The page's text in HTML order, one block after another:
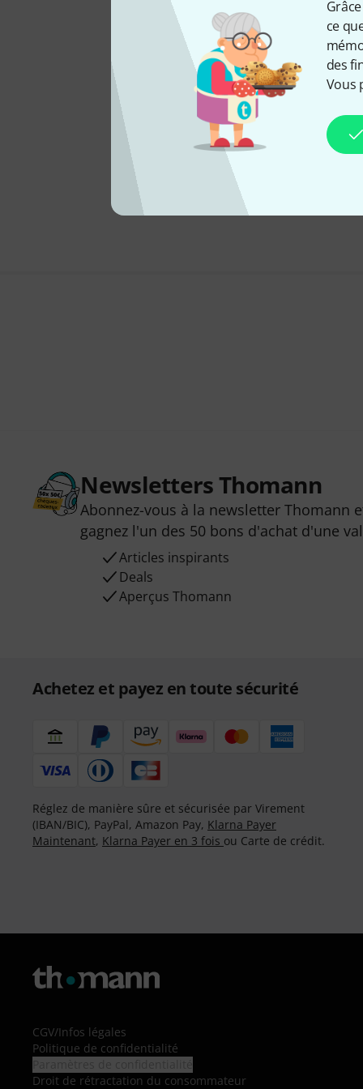
ce
des
Vous
Newsletters Thomann
Abonnez-vous à la newsletter Thomann
gagnez l'un des 50 bons d'achat d'une
Articles inspirants
Deals
Aperçus Thomann
Achetez et payez en toute sécurité
Réglez de manière sûre et sécurisée par Virement
(IBAN/BIC), PayPal, Amazon Pay, Klarna Payer
Maintenant, Klarna Payer en 3 fois ou Carte de crédit.
CGV/Infos légales
Politique de confidentialité
Droit de rétractation du consommateur